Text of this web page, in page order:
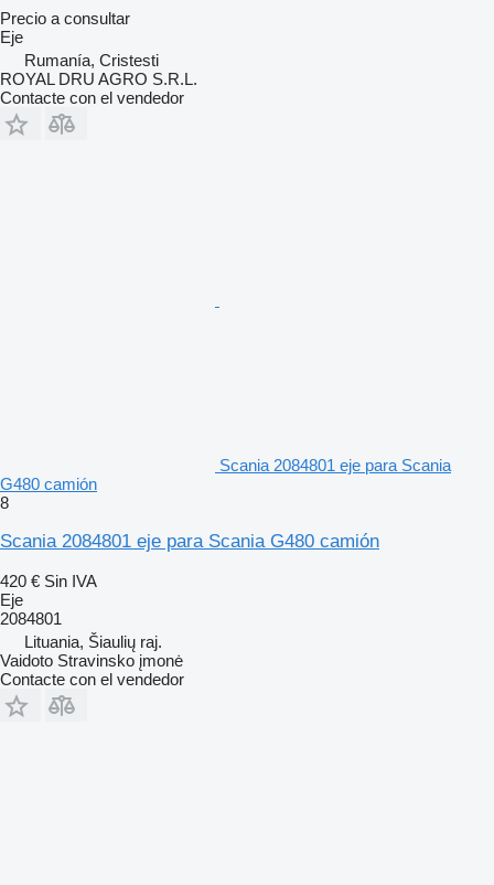
Precio a consultar
Eje
Rumanía, Cristesti
ROYAL DRU AGRO S.R.L.
Contacte con el vendedor
Scania 2084801 eje para Scania
G480 camión
8
Scania 2084801 eje para Scania G480 camión
420 € Sin IVA
Eje
2084801
Lituania, Šiaulių raj.
Vaidoto Stravinsko įmonė
Contacte con el vendedor